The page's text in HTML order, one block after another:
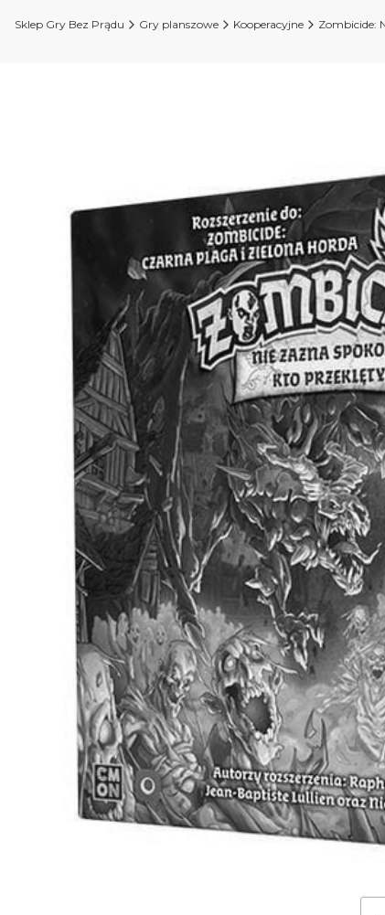
Sklep Gry Bez Prądu Gry planszowe Kooperacyjne Zombicide: